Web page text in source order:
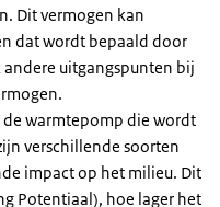
Dit vermogen kan
dat wordt bepaald door
uitgangspunten bij
de warmtepomp die wordt
verschillende soorten
impact op het milieu. Dit
Potentiaal), hoe lager het